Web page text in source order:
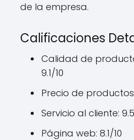
de la empresa.
Calificaciones
Calidad de
9.1/10
Precio de
Servicio al cliente:
Página web: 8.1/10